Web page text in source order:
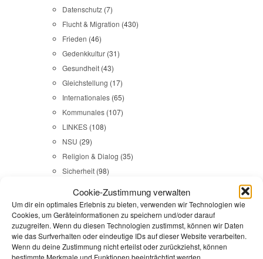
Cookie-Zustimmung verwalten
Um dir ein optimales Erlebnis zu bieten, verwenden wir Technologien wie
Cookies, um Geräteinformationen zu speichern und/oder darauf
zuzugreifen. Wenn du diesen Technologien zustimmst, können wir Daten
wie das Surfverhalten oder eindeutige IDs auf dieser Website verarbeiten.
Wenn du deine Zustimmung nicht erteilst oder zurückziehst, können
bestimmte Merkmale und Funktionen beeinträchtigt werden.
Datenschutz (7)
Flucht & Migration (430)
Frieden (46)
Gedenkkultur (31)
Gesundheit (43)
Gleichstellung (17)
Internationales (65)
Kommunales (107)
LINKES (108)
NSU (29)
Religion & Dialog (35)
Sicherheit (98)
Durchsuchen:Startseite/ Eindämmungsverordnung
Gesundheit,Reden